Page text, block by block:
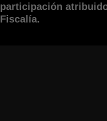
participación
Fiscalía.